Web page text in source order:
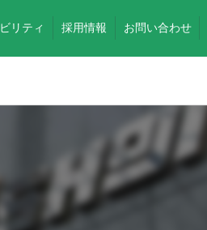
リティ 採用情報 お問い合わせ